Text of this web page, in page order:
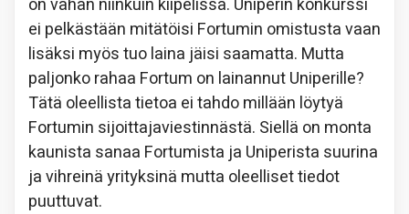
on vähän niinkuin kiipelissä. Uniperin konkurssi
ei pelkästään mitätöisi Fortumin omistusta vaan
lisäksi myös tuo laina jäisi saamatta. Mutta
paljonko rahaa Fortum on lainannut Uniperille?
Tätä oleellista tietoa ei tahdo millään löytyä
Fortumin sijoittajaviestinnästä. Siellä on monta
kaunista sanaa Fortumista ja Uniperista suurina
ja vihreinä yrityksinä mutta oleelliset tiedot
puuttuvat.